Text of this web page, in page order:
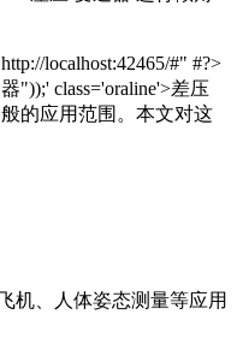
localhost:42465/#" #?>
"));' class='oraline'>差压
般的应用范围。本文对这
机、人体姿态测量等应用